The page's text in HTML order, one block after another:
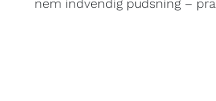
nem indvendig pudsning –